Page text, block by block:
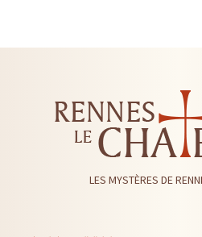
LES MYSTÈRES DE